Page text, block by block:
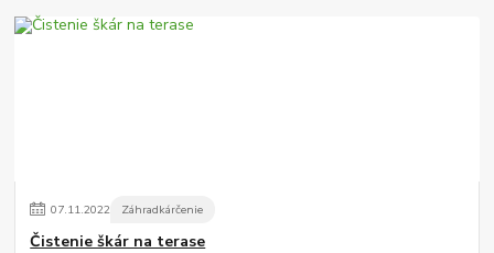
07.11.2022 Záhradkárčenie
Čistenie škár na terase